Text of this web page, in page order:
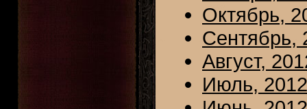
Октябрь,
Сентябрь,
Август,
Июль, 2012